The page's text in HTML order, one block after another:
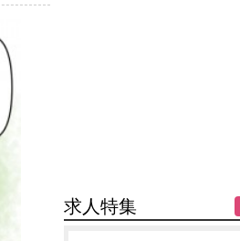
求人特集